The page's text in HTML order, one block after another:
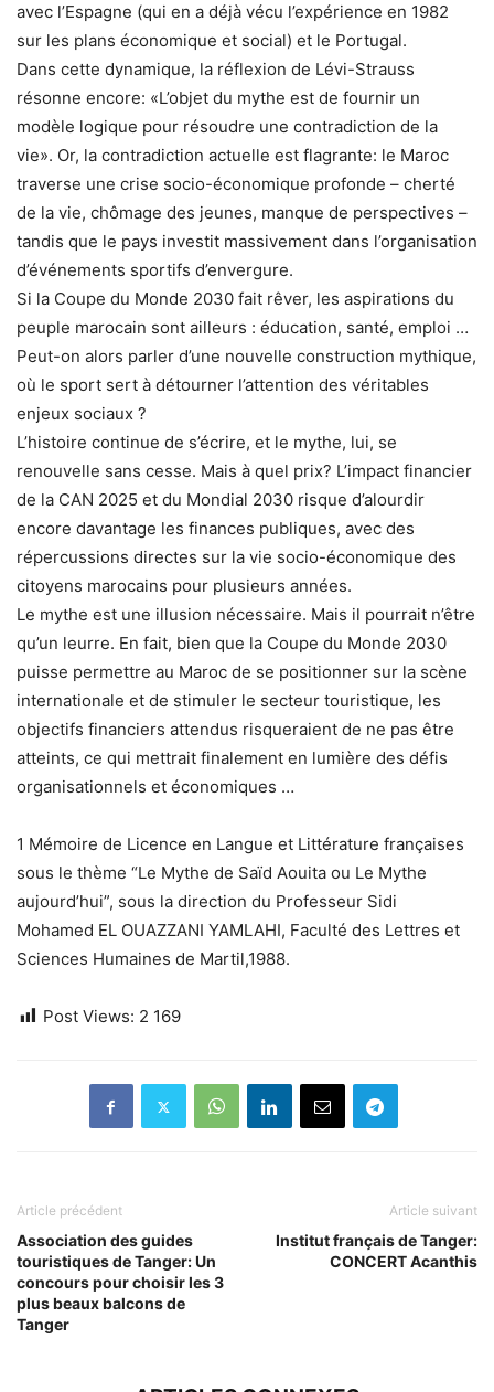
avec l’Espagne (qui en a déjà vécu l’expérience en 1982
sur les plans économique et social) et le Portugal.
Dans cette dynamique, la réflexion de Lévi-Strauss
résonne encore: «L’objet du mythe est de fournir un
modèle logique pour résoudre une contradiction de la
vie». Or, la contradiction actuelle est flagrante: le Maroc
traverse une crise socio-économique profonde – cherté
de la vie, chômage des jeunes, manque de perspectives –
tandis que le pays investit massivement dans l’organisation
d’événements sportifs d’envergure.
Si la Coupe du Monde 2030 fait rêver, les aspirations du
peuple marocain sont ailleurs : éducation, santé, emploi …
Peut-on alors parler d’une nouvelle construction mythique,
où le sport sert à détourner l’attention des véritables
enjeux sociaux ?
L’histoire continue de s’écrire, et le mythe, lui, se
renouvelle sans cesse. Mais à quel prix? L’impact financier
de la CAN 2025 et du Mondial 2030 risque d’alourdir
encore davantage les finances publiques, avec des
répercussions directes sur la vie socio-économique des
citoyens marocains pour plusieurs années.
Le mythe est une illusion nécessaire. Mais il pourrait n’être
qu’un leurre. En fait, bien que la Coupe du Monde 2030
puisse permettre au Maroc de se positionner sur la scène
internationale et de stimuler le secteur touristique, les
objectifs financiers attendus risqueraient de ne pas être
atteints, ce qui mettrait finalement en lumière des défis
organisationnels et économiques …
1 Mémoire de Licence en Langue et Littérature françaises
sous le thème “Le Mythe de Saïd Aouita ou Le Mythe
aujourd’hui”, sous la direction du Professeur Sidi
Mohamed EL OUAZZANI YAMLAHI, Faculté des Lettres et
Sciences Humaines de Martil,1988.
Post Views: 2 169
Article précédent
Association des guides
touristiques de Tanger: Un
concours pour choisir les 3
plus beaux balcons de
Tanger
Article suivant
Institut français de Tanger:
CONCERT Acanthis